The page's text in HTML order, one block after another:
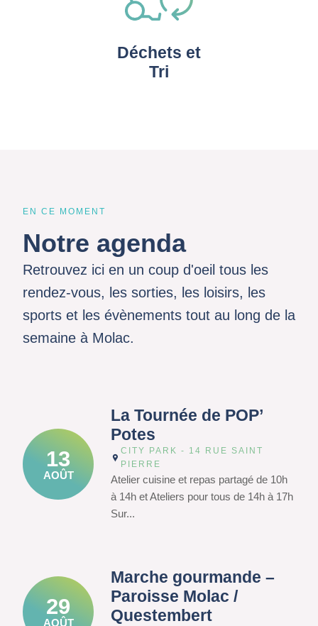
Déchets et
Tri
EN CE MOMENT
Notre agenda
Retrouvez ici en un coup d'oeil tous les
rendez-vous, les sorties, les loisirs, les
sports et les évènements tout au long de la
semaine à Molac.
13
AOÛT
La Tournée de POP’
Potes
CITY PARK - 14 RUE SAINT
PIERRE
Atelier cuisine et repas partagé de 10h
à 14h et Ateliers pour tous de 14h à 17h
Sur...
29
AOÛT
Marche gourmande –
Paroisse Molac /
Questembert